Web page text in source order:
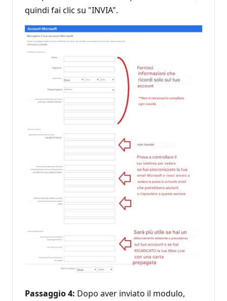
quindi fai clic su "INVIA".
Passaggio 4: Dopo aver inviato il modulo,